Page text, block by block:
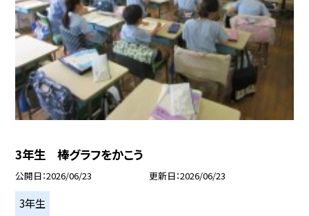
3年生 棒グラフをかこう
公開日 2026/06/23 更新日 2026/06/23
3年生